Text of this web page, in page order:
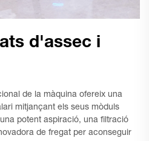
d'assec i
de la màquina ofereix una
mitjançant els seus mòduls
potent aspiració, una filtració
de fregat per aconseguir